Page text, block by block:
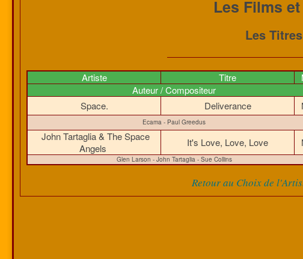
Les Films
Les
Artiste Titre
Auteur / Compositeur
Space.
Deliverance
Ecama - Paul Greedus
John Tartaglia & The Space
Angels
It's Love, Love, Love
Glen Larson - John Tartaglia - Sue Collins
Retour au Choix de